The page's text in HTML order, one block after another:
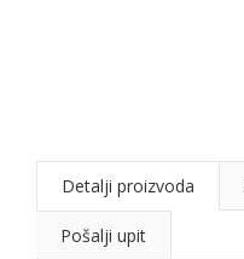
Detalji proizvoda
Pošalji upit